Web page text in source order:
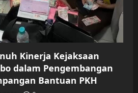
Kinerja Kejaksaan
dalam Pengembangan
Bantuan PKH